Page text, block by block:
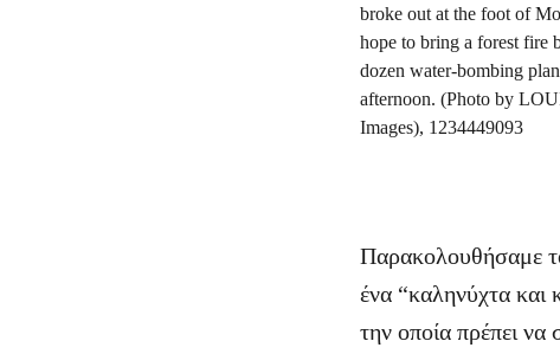
Παρακολουθήσαμε
ένα “καληνύχτα και
την οποία πρέπει